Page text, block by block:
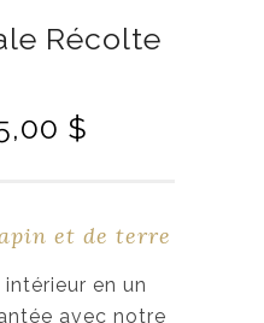
Récolte
$
g
e
d
e
et de terre
en un
avec notre